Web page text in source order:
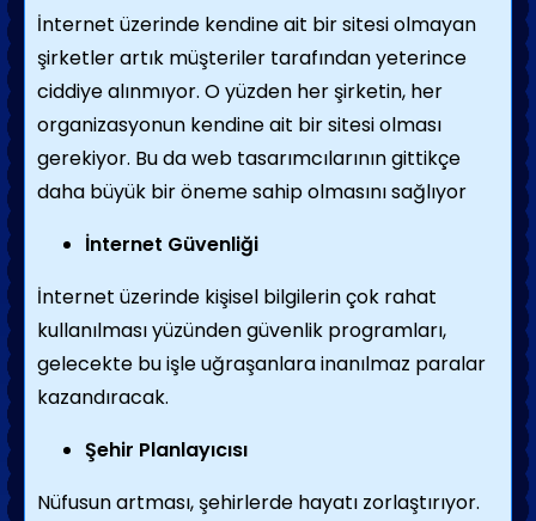
İnternet üzerinde kendine ait bir sitesi olmayan
şirketler artık müşteriler tarafından yeterince
ciddiye alınmıyor. O yüzden her şirketin, her
organizasyonun kendine ait bir sitesi olması
gerekiyor. Bu da web tasarımcılarının gittikçe
daha büyük bir öneme sahip olmasını sağlıyor
İnternet Güvenliği
İnternet üzerinde kişisel bilgilerin çok rahat
kullanılması yüzünden güvenlik programları,
gelecekte bu işle uğraşanlara inanılmaz paralar
kazandıracak.
Şehir Planlayıcısı
Nüfusun artması, şehirlerde hayatı zorlaştırıyor.